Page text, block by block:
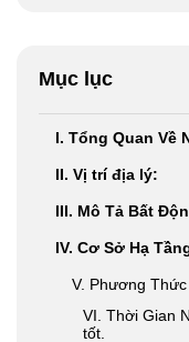
Mục lục
I. Tổng Quan Về
II. Vị trí địa lý:
III. Mô Tả Bất
IV. Cơ Sở Hạ
V. Phương
VI. Thời Gian
tốt.